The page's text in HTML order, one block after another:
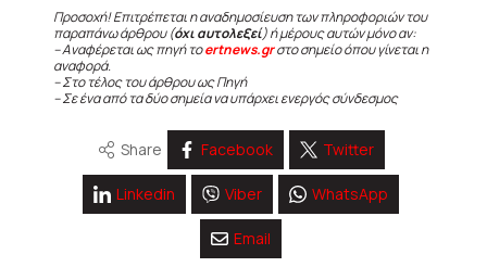
Προσοχή! Επιτρέπεται η αναδημοσίευση των πληροφοριών του
παραπάνω άρθρου (όχι αυτολεξεί) ή μέρους αυτών μόνο αν:
– Αναφέρεται ως πηγή τοertnews.grστο σημείο όπου γίνεται η
αναφορά.
– Στο τέλος του άρθρου ως Πηγή
– Σε ένα από τα δύο σημεία να υπάρχει ενεργός σύνδεσμος
Share Facebook Twitter
Linkedin Viber WhatsApp
Email